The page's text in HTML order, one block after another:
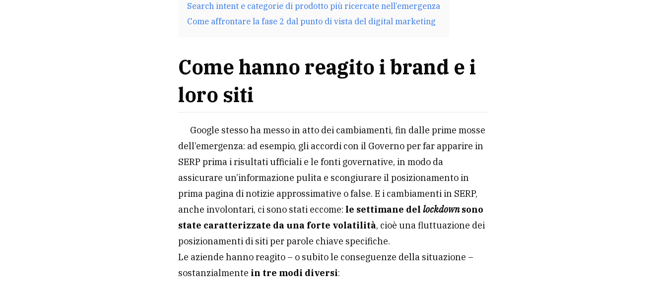
Search intent e categorie di prodotto più ricercate nell’emergenza
Come affrontare la fase 2 dal punto di vista del digital marketing
Come hanno reagito i brand e i
loro siti
Google stesso ha messo in atto dei cambiamenti, fin dalle prime mosse
dell’emergenza: ad esempio, gli accordi con il Governo per far apparire in
SERP prima i risultati ufficiali e le fonti governative, in modo da
assicurare un’informazione pulita e scongiurare il posizionamento in
prima pagina di notizie approssimative o false. E i cambiamenti in SERP,
anche involontari, ci sono stati eccome: le settimane dellockdownsono
state caratterizzate da una forte volatilità, cioè una fluttuazione dei
posizionamenti di siti per parole chiave specifiche.
Le aziende hanno reagito – o subito le conseguenze della situazione –
sostanzialmente in tre modi diversi: